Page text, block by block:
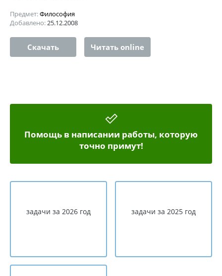
Предмет:Философия
Добавлено:25.12.2008
Скачать Читать online
Помощь в написании работы, которую
точно примут!
задачи за 2026 год задачи за 2025 год